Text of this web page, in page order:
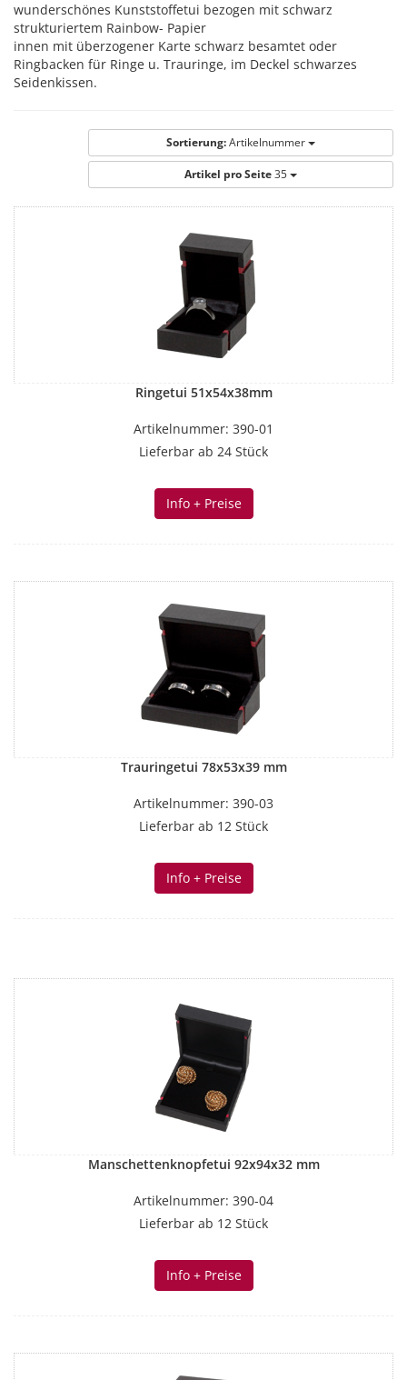
wunderschönes Kunststoffetui bezogen mit schwarz
strukturiertem Rainbow- Papier
innen mit überzogener Karte schwarz besamtet oder
Ringbacken für Ringe u. Trauringe, im Deckel schwarzes
Seidenkissen.
Sortierung:Artikelnummer
Artikel pro Seite35
Ringetui 51x54x38mm
Artikelnummer: 390-01
Lieferbar ab 24 Stück
Info + Preise
Trauringetui 78x53x39 mm
Artikelnummer: 390-03
Lieferbar ab 12 Stück
Info + Preise
Manschettenknopfetui 92x94x32 mm
Artikelnummer: 390-04
Lieferbar ab 12 Stück
Info + Preise